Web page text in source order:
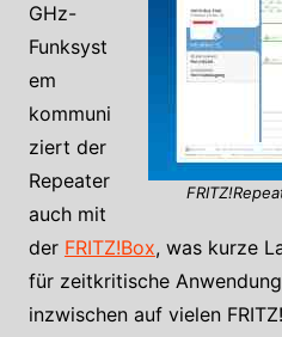
GHz-
Funksyst
em
kommuni
ziert der
Repeater
auch mit
der FRITZ!Box, was kurze
für zeitkritische
inzwischen auf vielen